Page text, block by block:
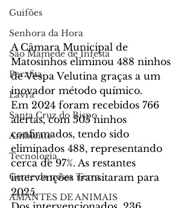
Guifões
Senhora da Hora
São Mamede de Infesta
Perafita
Lavra
Santa Cruz do Bispo
Ambiente
Tecnologia
Gente da nossa Terra
AMANTES DE ANIMAIS
A Câmara Municipal de
Matosinhos eliminou 488 ninhos
de Vespa Velutina graças a um
inovador método químico.
Em 2024 foram recebidos 766
alertas, com 505 ninhos
confirmados, tendo sido
eliminados 488, representando
cerca de 97%. As restantes
intervenções transitaram para
2025.